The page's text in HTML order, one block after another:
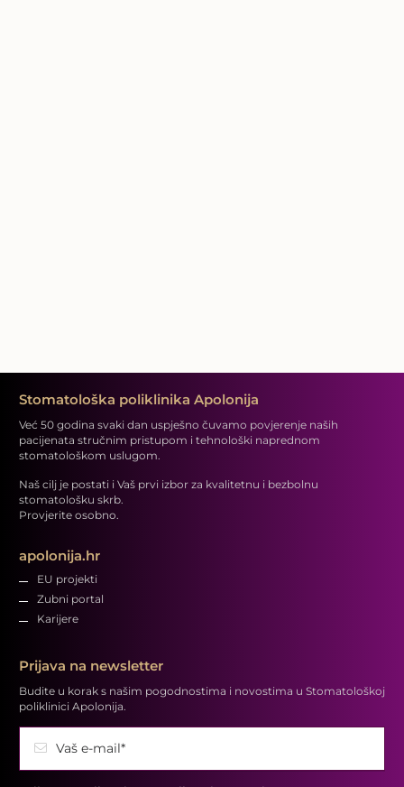
Stomatološka poliklinika Apolonija
Već 50 godina svaki dan uspješno čuvamo povjerenje naših
pacijenata stručnim pristupom i tehnološki naprednom
stomatološkom uslugom.
Naš cilj je postati i Vaš prvi izbor za kvalitetnu i bezbolnu
stomatološku skrb.
Provjerite osobno.
apolonija.hr
EU projekti
Zubni portal
Karijere
Prijava na newsletter
Budite u korak s našim pogodnostima i novostima u Stomatološkoj
poliklinici Apolonija.
Vaš e-mail*